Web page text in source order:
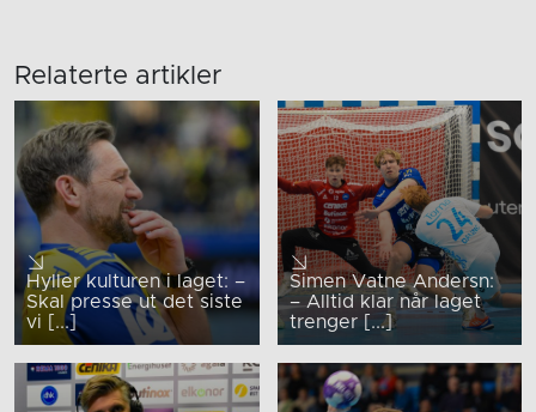
Relaterte artikler
Hyller kulturen i laget: –
Skal presse ut det siste
vi [...]
Simen Vatne Andersn:
– Alltid klar når laget
trenger [...]